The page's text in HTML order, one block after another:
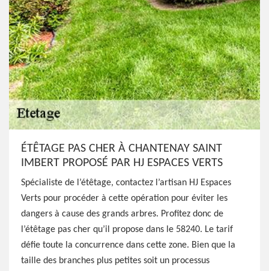
ÉTÊTAGE PAS CHER À CHANTENAY SAINT
IMBERT PROPOSÉ PAR HJ ESPACES VERTS
Spécialiste de l’étêtage, contactez l’artisan HJ Espaces
Verts pour procéder à cette opération pour éviter les
dangers à cause des grands arbres. Profitez donc de
l’étêtage pas cher qu’il propose dans le 58240. Le tarif
défie toute la concurrence dans cette zone. Bien que la
taille des branches plus petites soit un processus